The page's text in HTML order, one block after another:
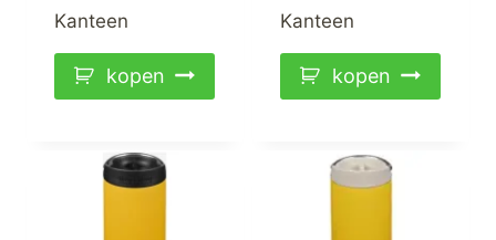
Kanteen
kopen
Kanteen
kopen